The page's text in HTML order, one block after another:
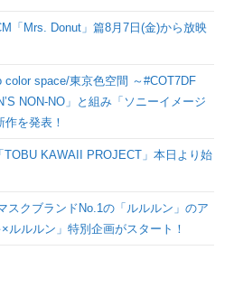
「Mrs. Donut」篇8月7日(金)から放映
space/東京色空間 ～#COT7DF
NON-NO」と組み「ソニーイメージ
を発表！
KAWAII PROJECT」本日より始
スクブランドNo.1の「ルルルン」のア
ルルルン」特別企画がスタート！